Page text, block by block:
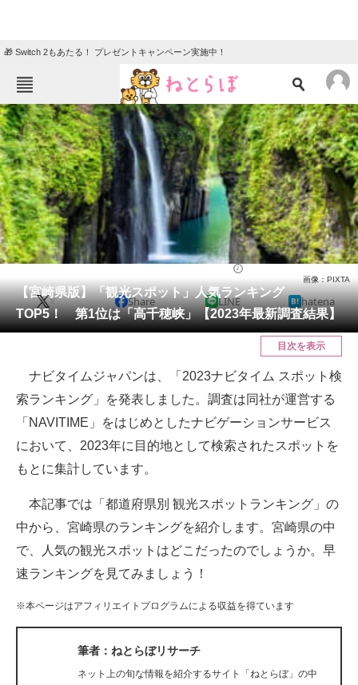
🎁 Switch 2もあたる！ プレゼントキャンペーン実施中！
ねとらぼメニュー
TOP ニュース
エンタメ クイズ
グルメ 地域
住まい 教育・育児
動物 リサーチ
会員記事
メディア
ITの今と未来を見通す
スマホと通信の最新トレンド
進化するPCとデバイスの未来
好きが集まる 比べて選べる
ビジネスと働き方のヒント
マーケ×ITの今がよく分かる
【宮崎県版】「観光スポット」人気ランキング
TOP5！ 第1位は「高千穂峡」【2023年最新調査結果】
画像：PIXTA
X Share LINE hatena
目次を表示
ナビタイムジャパンは、「2023ナビタイム スポット検
索ランキング」を発表しました。調査は同社が運営する
「NAVITIME」をはじめとしたナビゲーションサービス
において、2023年に目的地として検索されたスポットを
もとに集計しています。
本記事では「都道府県別 観光スポットランキング」の
中から、宮崎県のランキングを紹介します。宮崎県の中
で、人気の観光スポットはどこだったのでしょうか。早
速ランキングを見てみましょう！
※本ページはアフィリエイトプログラムによる収益を得ています
筆者：ねとらぼリサーチ
ネット上の旬な情報を紹介するサイト「ねとらぼ」の中